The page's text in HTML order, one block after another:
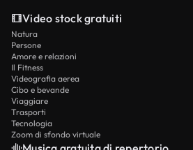
Video stock gratuiti
Natura
Persone
Amore e relazioni
Il Fitness
Videografia aerea
Cibo e bevande
Viaggiare
Trasporti
Tecnologia
Zoom di sfondo virtuale